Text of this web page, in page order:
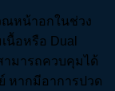
ณหน้าอกในช่วง
นื้อหรือ Dual
ามารถควบคุมได้
หากมีอาการปวด